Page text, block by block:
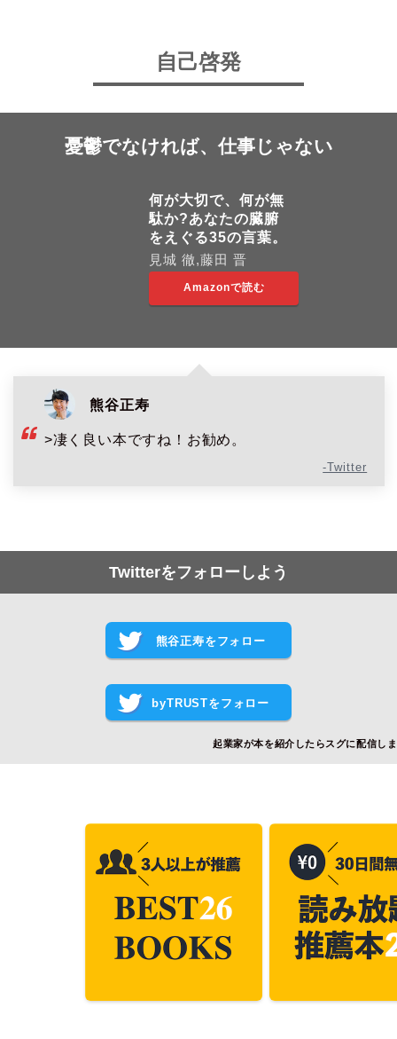
自己啓発
憂鬱でなければ、仕事じゃない
何が大切で、何が無
駄か?あなたの臓腑
をえぐる35の言葉。
見城 徹,藤田 晋
Amazonで読む
熊谷正寿
>凄く良い本ですね！お勧め。
-Twitter
Twitterをフォローしよう
熊谷正寿をフォロー
byTRUSTをフォロー
起業家が本を紹介したらスグに配信し